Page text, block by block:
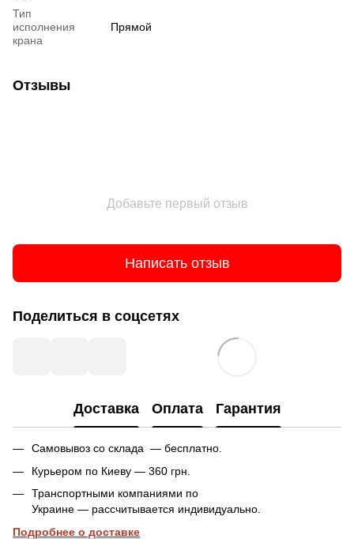
Тип
исполнения
крана
Прямой
Отзывы
Добавьте первый отзыв
Написать отзыв
Поделиться в соцсетях
Доставка Оплата Гарантия
Самовывоз со склада — бесплатно.
Курьером по Киеву — 360 грн.
Транспортными компаниями по
Украине — рассчитывается индивидуально.
Подробнее о доставке